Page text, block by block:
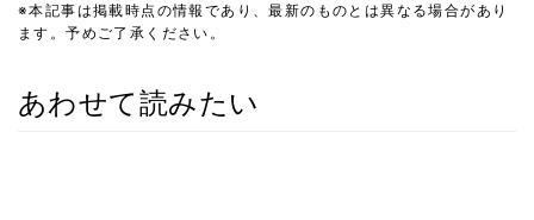
※本記事は掲載時点の情報であり、最新のものとは異なる場合があり
ます。予めご了承ください。
あわせて読みたい